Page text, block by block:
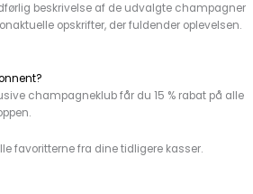
beskrivelse af de udvalgte champagner
opskrifter, der fuldender oplevelsen.
champagneklub får du 15 % rabat på alle
favoritterne fra dine tidligere kasser.